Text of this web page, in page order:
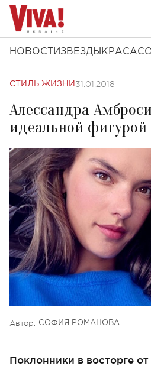
НОВОСТИ ЗВЕЗДЫ КРАСА
СТИЛЬ ЖИЗНИ 31.01.2018
Алессандра
идеальной
Автор: СОФИЯ РОМАНОВА
Поклонники в восторге